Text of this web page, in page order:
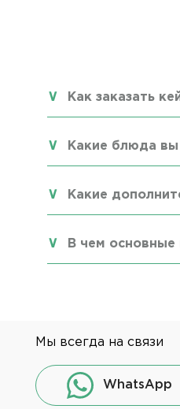
Как заказать
Какие блюда вы
Какие
В чем основные
Мы всегда на связи
WhatsApp